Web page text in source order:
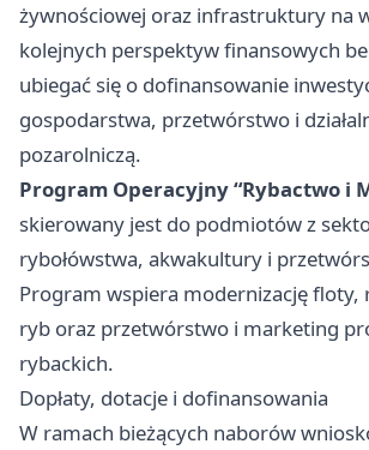
żywnościowej oraz infrastruktury na
kolejnych perspektyw finansowych
ubiegać się o dofinansowanie
gospodarstwa, przetwórstwo i
pozarolniczą.
Program Operacyjny “Rybactwo i
skierowany jest do podmiotów z
rybołówstwa, akwakultury i
Program wspiera modernizację floty,
ryb oraz przetwórstwo i marketing
rybackich.
Dopłaty, dotacje i dofinansowania
W ramach bieżących naborów